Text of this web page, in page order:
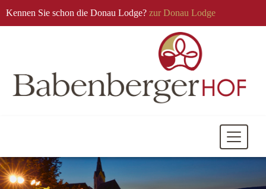
Kennen Sie schon die Donau Lodge? zur Donau Lodge
Mobile